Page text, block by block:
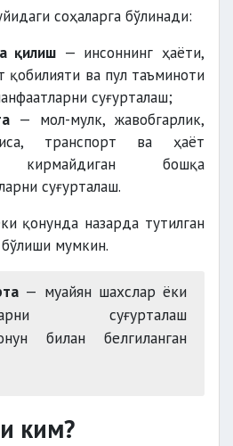
соҳаларга бўлинади:
қилиш — инсоннинг ҳаёти,
қобилияти ва пул таъминоти
суғурталаш;
— мол-мулк, жавобгарлик,
транспорт ва ҳаёт
кирмайдиган бошқа
суғурталаш.
қонунда назарда тутилган
мумкин.
— муайян шахслар ёки
суғурталаш
билан белгиланган
ким?